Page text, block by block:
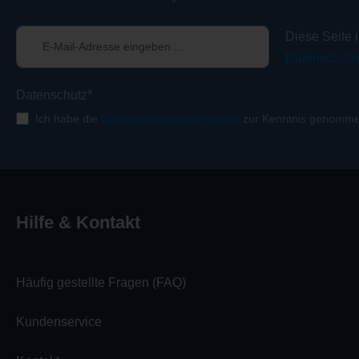
Diese Seite
Datenschutz*
Ich habe die Datenschutzbestimmungen zur Kenntnis
Hilfe & Kontakt
Häufig gestellte Fragen (FAQ)
Kundenservice